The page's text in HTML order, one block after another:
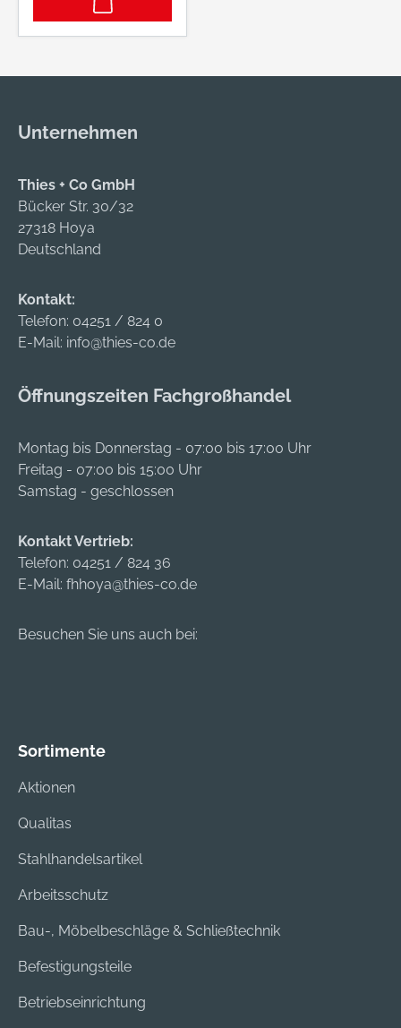
einschrauben und
absolut sauberes
Kartusche ohne
Geeignet für die
Fettpresse FP 18 LTX
Unternehmen
Thies + Co GmbH
Bücker Str. 30/32
27318 Hoya
Deutschland
Kontakt:
Telefon: 04251 / 824 0
E-Mail: info@thies-co.de
Öffnungszeiten Fachgroßhandel
Montag bis Donnerstag - 07:00 bis 17:00 Uhr
Freitag - 07:00 bis 15:00 Uhr
Samstag - geschlossen
Kontakt Vertrieb:
Telefon: 04251 / 824 36
E-Mail: fhhoya@thies-co.de
Besuchen Sie uns auch bei:
Sortimente
Aktionen
Qualitas
Stahlhandelsartikel
Arbeitsschutz
Bau-, Möbelbeschläge & Schließtechnik
Befestigungsteile
Betriebseinrichtung